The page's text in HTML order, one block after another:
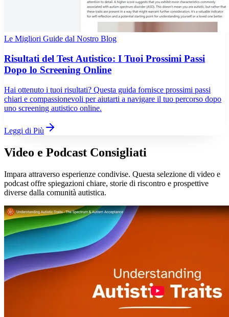
Le Migliori Guide dal Nostro Blog
Risultati del Test Autistico: I Tuoi Prossimi Passi
Dopo lo Screening Online
Hai ottenuto i tuoi risultati? Questa guida fornisce prossimi passi
chiari e compassionevoli per aiutarti a navigare il tuo percorso dopo
uno screening autistico online.
Leggi di Più
Video e Podcast Consigliati
Impara attraverso esperienze condivise. Questa selezione di video e
podcast offre spiegazioni chiare, storie di riscontro e prospettive
diverse dalla comunità autistica.